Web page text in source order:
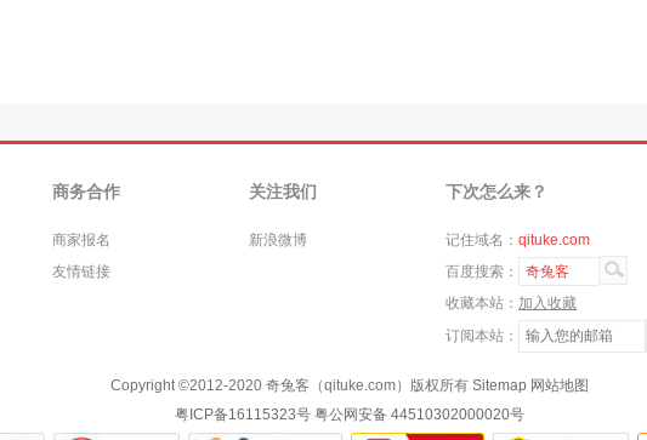
商务合作
商家报名
友情链接
关注我们
新浪微博
下次怎么来？
记住域名： qituke.com
百度搜索：
奇兔客
收藏本站： 加入收藏
订阅本站：
Copyright ©2012-2020 奇兔客（qituke.com）版权所有 Sitemap 网站地图
粤ICP备16115323号 粤公网安备 44510302000020号